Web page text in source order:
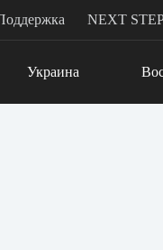
NEXT
Украина